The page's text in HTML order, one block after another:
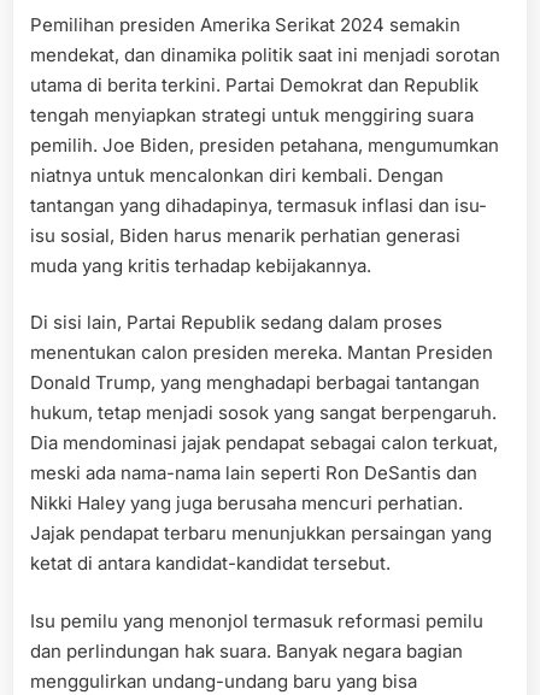
Pemilihan presiden Amerika Serikat 2024 semakin
mendekat, dan dinamika politik saat ini menjadi sorotan
utama di berita terkini. Partai Demokrat dan Republik
tengah menyiapkan strategi untuk menggiring suara
pemilih. Joe Biden, presiden petahana, mengumumkan
niatnya untuk mencalonkan diri kembali. Dengan
tantangan yang dihadapinya, termasuk inflasi dan isu-
isu sosial, Biden harus menarik perhatian generasi
muda yang kritis terhadap kebijakannya.
Di sisi lain, Partai Republik sedang dalam proses
menentukan calon presiden mereka. Mantan Presiden
Donald Trump, yang menghadapi berbagai tantangan
hukum, tetap menjadi sosok yang sangat berpengaruh.
Dia mendominasi jajak pendapat sebagai calon terkuat,
meski ada nama-nama lain seperti Ron DeSantis dan
Nikki Haley yang juga berusaha mencuri perhatian.
Jajak pendapat terbaru menunjukkan persaingan yang
ketat di antara kandidat-kandidat tersebut.
Isu pemilu yang menonjol termasuk reformasi pemilu
dan perlindungan hak suara. Banyak negara bagian
menggulirkan undang-undang baru yang bisa